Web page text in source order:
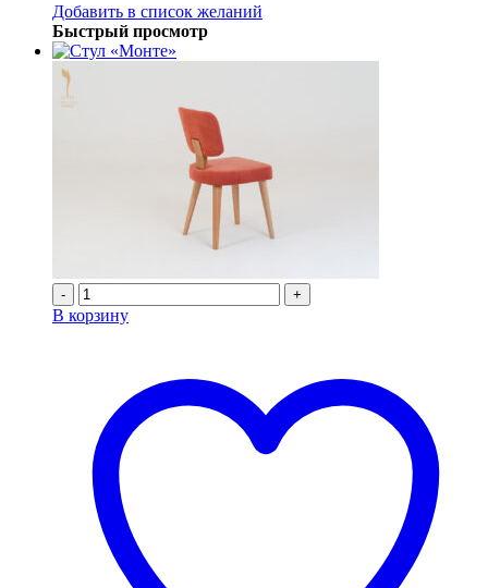
Добавить в список желаний
Быстрый просмотр
- +
В корзину